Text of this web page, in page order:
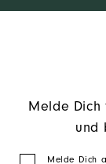
Melde Dich
und
Melde Dich